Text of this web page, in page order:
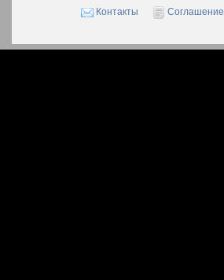
Контакты Соглашение